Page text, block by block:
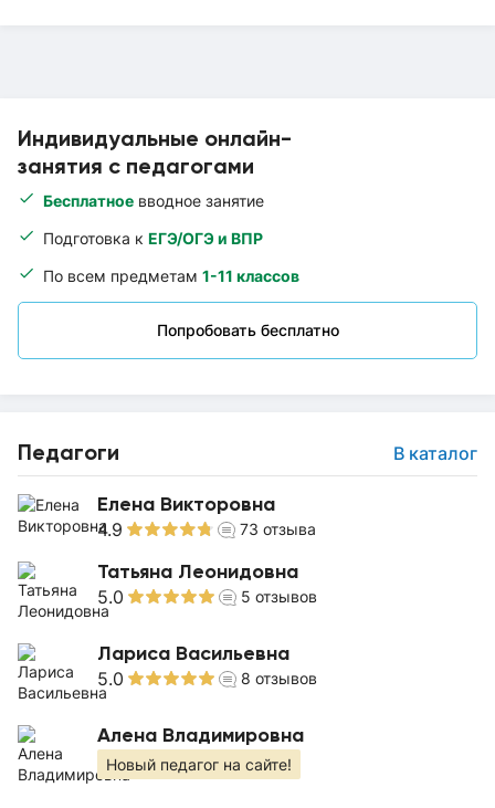
Индивидуальные онлайн-
занятия с педагогами
Бесплатное вводное занятие
Подготовка к ЕГЭ/ОГЭ и ВПР
По всем предметам 1-11 классов
Попробовать бесплатно
Педагоги В каталог
Елена Викторовна
4.9 73 отзыва
Татьяна Леонидовна
5.0 5 отзывов
Лариса Васильевна
5.0 8 отзывов
Алена Владимировна
Новый педагог на сайте!